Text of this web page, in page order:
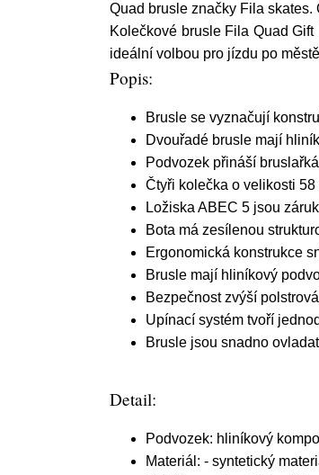
Quad brusle značky Fila
Kolečkové brusle Fila Quad
ideální volbou pro jízdu po
Popis:
Brusle se vyznačují
Dvouřadé brusle mají
Podvozek přináší
Čtyři kolečka o velikosti
Ložiska ABEC 5 jsou
Bota má zesílenou
Ergonomická konstrukce
Brusle mají hliníkový
Bezpečnost zvýší
Upínací systém tvoří
Brusle jsou snadno
Detail:
Podvozek: hliníkový
Materiál: - syntetický